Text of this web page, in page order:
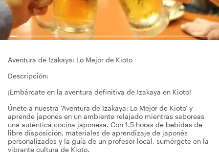
Aventura de Izakaya: Lo Mejor de Kioto
Descripción:
¡Embárcate en la aventura definitiva de Izakaya en Kioto!
Únete a nuestra 'Aventura de Izakaya: Lo Mejor de Kioto' y
aprende japonés en un ambiente relajado mientras saboreas
una auténtica cocina japonesa. Con 1.5 horas de bebidas de
libre disposición, materiales de aprendizaje de japonés
personalizados y la guía de un profesor local, sumérgete en la
vibrante cultura de Kioto.